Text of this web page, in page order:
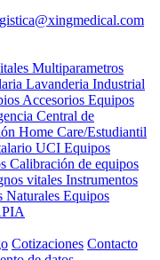
Multiparametros
Lavanderia Industrial
Accesorios Equipos
Central de
Home Care/Estudiantil
UCI Equipos
Calibración de equipos
vitales Instrumentos
Naturales Equipos
Cotizaciones Contacto